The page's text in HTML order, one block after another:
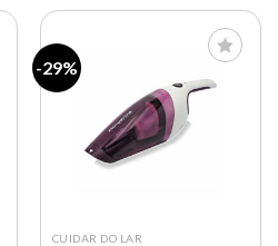
-29%
compras
CUIDAR DO LAR